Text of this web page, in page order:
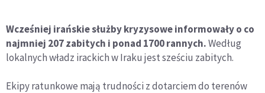
Wcześniej irańskie służby kryzysowe informowały o co
najmniej 207 zabitych i ponad 1700 rannych.Według
lokalnych władz irackich w Iraku jest sześciu zabitych.
Ekipy ratunkowe mają trudności z dotarciem do terenów